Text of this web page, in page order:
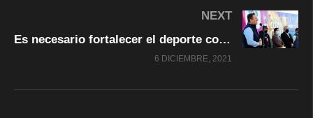
NEXT
Es necesario fortalecer el deporte con espacios público y competencias: Carlos Olson acude al arranque de la Copa CUU
6 DICIEMBRE, 2021